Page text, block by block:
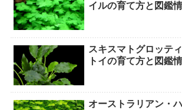
イルの育て方と図鑑
スキスマトグロッテ
トイの育て方と図鑑
オーストラリアン・